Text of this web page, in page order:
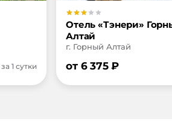
за 1 сутки
Отель «Тэнери»
Алтай
г. Горный Алтай
от 6 375₽